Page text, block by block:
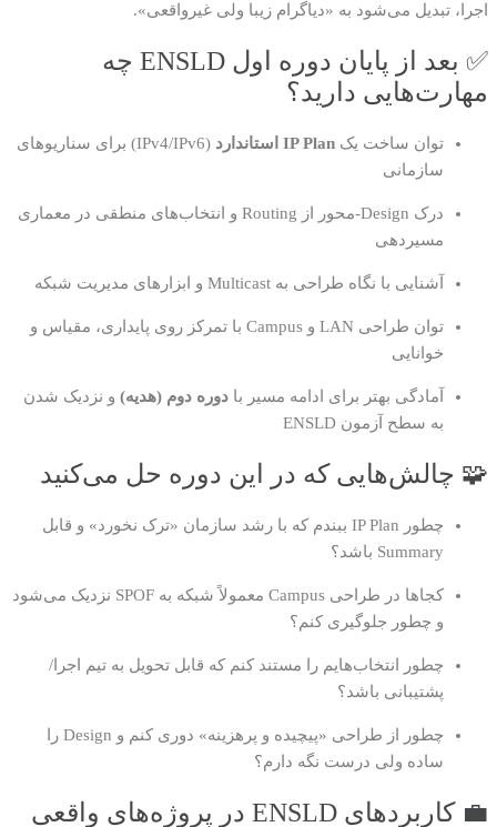
اجرا، تبدیل می‌شود به «دیاگرام زیبا ولی غیرواقعی».
✅ بعد از پایان دوره اول ENSLD چه
مهارت‌هایی دارید؟
توان ساخت یک IP Plan استاندارد
(IPv4/IPv6) برای سناریوهای
سازمانی
درک Design-محور از Routing و انتخاب‌های منطقی در معماری
مسیر‌دهی
آشنایی با نگاه طراحی به Multicast و ابزارهای مدیریت شبکه
توان طراحی LAN و Campus با تمرکز روی پایداری، مقیاس و
خوانایی
آمادگی بهتر برای ادامه مسیر با دوره دوم (هدیه) و نزدیک شدن
به سطح آزمون ENSLD
🧩 چالش‌هایی که در این دوره حل می‌کنید
چطور IP Plan ببندم که با رشد سازمان «ترک نخورد» و قابل
Summary باشد؟
کجاها در طراحی Campus معمولاً شبکه به SPOF نزدیک می‌شود
و چطور جلوگیری کنم؟
چطور انتخاب‌هایم را مستند کنم که قابل تحویل به تیم اجرا/
پشتیبانی باشد؟
چطور از طراحی «پیچیده و پرهزینه» دوری کنم و Design را
ساده ولی درست نگه دارم؟
💼 کاربردهای ENSLD در پروژه‌های واقعی